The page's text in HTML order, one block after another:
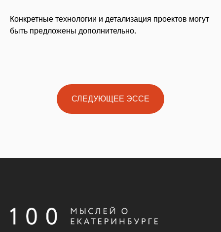
Конкретные технологии и детализация проектов могут
быть предложены дополнительно.
СЛЕДУЮЩЕЕ ЭССЕ